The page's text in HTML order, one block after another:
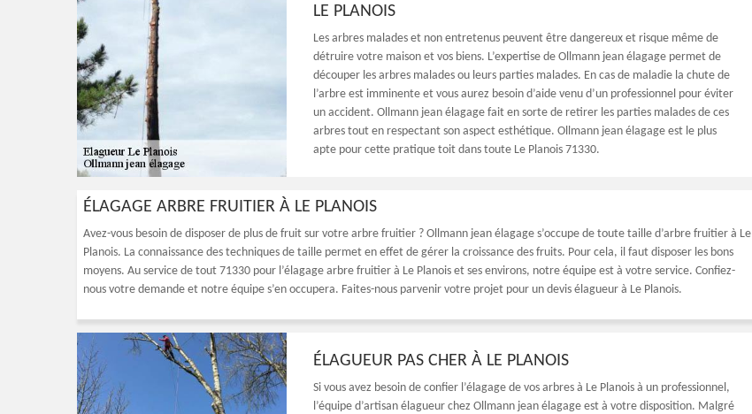
LE PLANOIS
Les arbres malades et non entretenus peuvent être dangereux et risque même de
détruire votre maison et vos biens. L’expertise de Ollmann jean élagage permet de
découper les arbres malades ou leurs parties malades. En cas de maladie la chute de
l’arbre est imminente et vous aurez besoin d’aide venu d’un professionnel pour éviter
un accident. Ollmann jean élagage fait en sorte de retirer les parties malades de ces
arbres tout en respectant son aspect esthétique. Ollmann jean élagage est le plus
apte pour cette pratique toit dans toute Le Planois 71330.
ÉLAGAGE ARBRE FRUITIER À LE PLANOIS
Avez-vous besoin de disposer de plus de fruit sur votre arbre fruitier ? Ollmann jean élagage s’occupe de toute taille d’arbre fruitier à Le
Planois. La connaissance des techniques de taille permet en effet de gérer la croissance des fruits. Pour cela, il faut disposer les bons
moyens. Au service de tout 71330 pour l’élagage arbre fruitier à Le Planois et ses environs, notre équipe est à votre service. Confiez-
nous votre demande et notre équipe s’en occupera. Faites-nous parvenir votre projet pour un devis élagueur à Le Planois.
ÉLAGUEUR PAS CHER À LE PLANOIS
Si vous avez besoin de confier l’élagage de vos arbres à Le Planois à un professionnel,
l’équipe d’artisan élagueur chez Ollmann jean élagage est à votre disposition. Malgré